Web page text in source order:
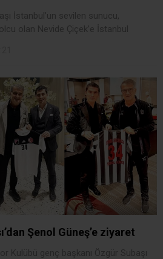
İstanbul’un sevilen sunucu,
olan Nevide Çiçek’e İstanbul
Şenol Güneş’e ziyaret
Kulübü genç başkanı Özgür Subaşı